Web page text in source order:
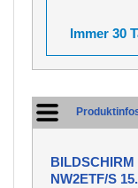
Immer 30
NW2ETF/S